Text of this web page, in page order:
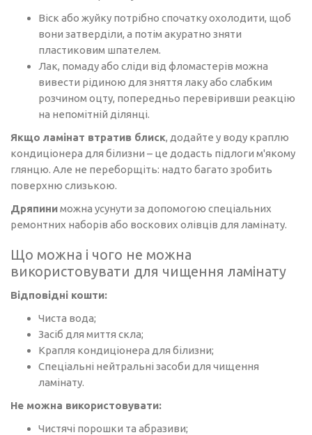
Віск або жуйку потрібно спочатку охолодити, щоб
вони затверділи, а потім акуратно зняти
пластиковим шпателем.
Лак, помаду або сліди від фломастерів можна
вивести рідиною для зняття лаку або слабким
розчином оцту, попередньо перевіривши реакцію
на непомітній ділянці.
Якщо ламінат втратив блиск, додайте у воду краплю
кондиціонера для білизни – це додасть підлоги м'якому
глянцю. Але не переборщіть: надто багато зробить
поверхню слизькою.
Дряпиниможна усунути за допомогою спеціальних
ремонтних наборів або воскових олівців для ламінату.
Що можна і чого не можна
використовувати для чищення ламінату
Відповідні кошти:
Чиста вода;
Засіб для миття скла;
Крапля кондиціонера для білизни;
Спеціальні нейтральні засоби для чищення
ламінату.
Не можна використовувати:
Чистячі порошки та абразиви;